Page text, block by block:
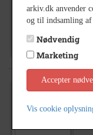
arkiv.dk anvender
og til indsamling af
Nødvendig
Marketing
Accepter
Vis cookie